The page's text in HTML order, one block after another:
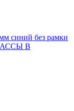
синий без рамки
В